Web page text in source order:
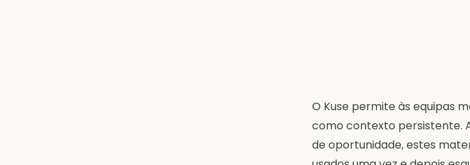
O Kuse permite às equipas
como contexto persistente.
de oportunidade, estes